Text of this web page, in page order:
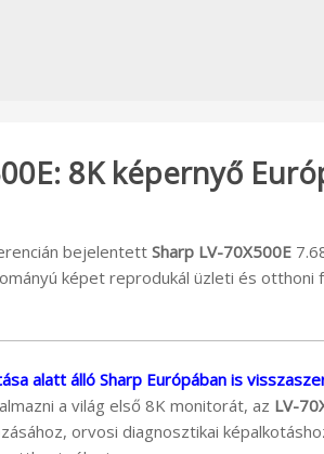
8K képernyő
bejelentett Sharp LV-70X500E
képet reprodukál üzleti és otthoni
alatt álló Sharp Európában is
a világ első 8K monitorát, az LV-
orvosi diagnosztikai